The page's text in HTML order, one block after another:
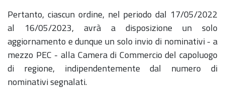
Pertanto, ciascun ordine, nel periodo dal 17/05/2022
al 16/05/2023, avrà a disposizione un solo
aggiornamento e dunque un solo invio di nominativi - a
mezzo PEC - alla Camera di Commercio del capoluogo
di regione, indipendentemente dal numero di
nominativi segnalati.